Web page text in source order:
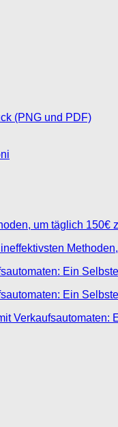
(PNG und PDF)
um täglich 150€
Ein
Ein
Verkaufsautomaten: